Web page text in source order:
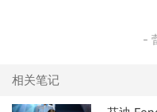
-
相关笔记